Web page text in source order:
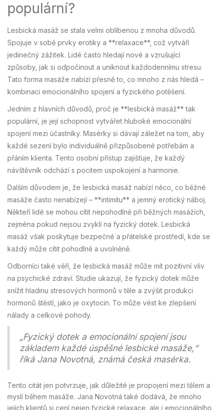
populární?
Lesbická masáž se stala velmi oblíbenou z mnoha důvodů.
Spojuje v sobě prvky erotiky a **relaxace**, což vytváří
jedinečný zážitek. Lidé často hledají nové a vzrušující
způsoby, jak si odpočinout a uniknout každodennímu stresu.
Tato forma masáže nabízí přesně to, co mnoho z nás hledá –
kombinaci emocionálního spojení a fyzického potěšení.
Jedním z hlavních důvodů, proč je **lesbická masáž** tak
populární, je její schopnost vytvářet hluboké emocionální
spojení mezi účastníky. Masérky si dávají záležet na tom, aby
každé sezení bylo individuálně přizpůsobené potřebám a
přáním klienta. Tento osobní přístup zajišťuje, že každý
návštěvník odchází s pocitem uspokojení a harmonie.
Dalším důvodem je, že lesbická masáž nabízí něco, co běžné
masáže často nenabízejí – **intimitu** a jemný erotický náboj.
Někteří lidé se mohou cítit nepohodlně při běžných masážích,
zejména pokud nejsou zvyklí na fyzický dotek. Lesbická
masáž však poskytuje bezpečné a přátelské prostředí, kde se
každý může cítit pohodlně a uvolněně.
Odborníci také věří, že lesbická masáž může mít pozitivní vliv
na psychické zdraví. Studie ukazují, že fyzický dotek může
snížit hladinu stresových hormonů v těle a zvýšit produkci
hormonů štěstí, jako je oxytocin. To může vést ke zlepšení
nálady a celkové pohody.
„Fyzický dotek a emocionální spojení jsou
základem každé úspěšné lesbické masáže,“
říká Jana Novotná, známá česká masérka.
Tento citát jen potvrzuje, jak důležité je propojení mezi tělem a
myslí během masáže. Jana Novotná také dodává, že mnoho
jejích klientů si cení nejen fyzické relaxace, ale i emocionálního